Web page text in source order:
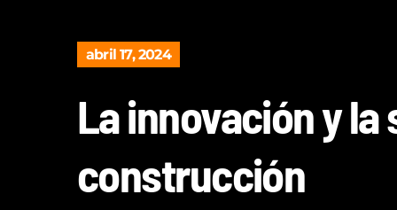
abril 17, 2024
La innovación y
construcción